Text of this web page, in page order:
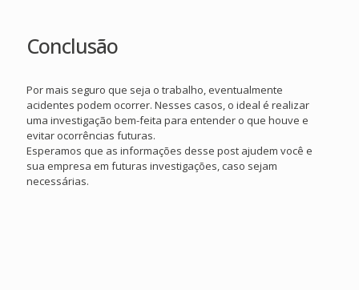
Conclusão
Por mais seguro que seja o trabalho, eventualmente
acidentes podem ocorrer. Nesses casos, o ideal é realizar
uma investigação bem-feita para entender o que houve e
evitar ocorrências futuras.
Esperamos que as informações desse post ajudem você e
sua empresa em futuras investigações, caso sejam
necessárias.